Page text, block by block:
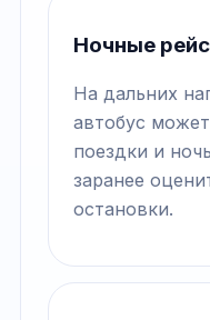
Ночные
На дальних
автобус
поездки и
заранее
остановки.